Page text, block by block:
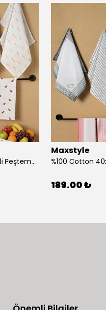
%100 Cotton 40x60 Cm Çizgili Peştemal Kurulama Bezi 2 Li Set
Maxstyle
189.00 ₺